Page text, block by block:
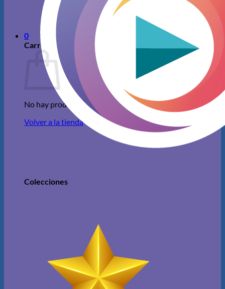
Volver a la tienda
0
Carrito
No hay productos en el carrito.
Volver a la tienda
Colecciones